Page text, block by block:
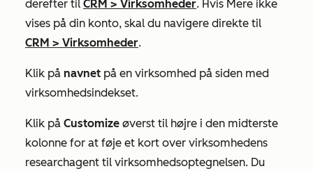
derefter til CRM > Virksomheder. Hvis Mere ikke
vises på din konto, skal du navigere direkte til
CRM > Virksomheder.
Klik på navnet på en virksomhed på siden med
virksomhedsindekset.
Klik på Customize øverst til højre i den midterste
kolonne for at føje et kort over virksomhedens
researchagent til virksomhedsoptegnelsen. Du